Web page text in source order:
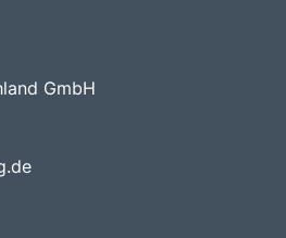
GmbH